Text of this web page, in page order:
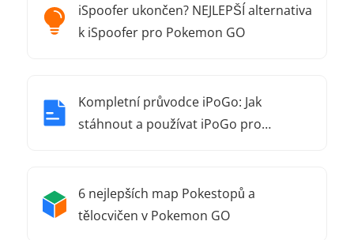
iSpoofer ukončen? NEJLEPŠÍ alternativa
k iSpoofer pro Pokemon GO
Kompletní průvodce iPoGo: Jak
stáhnout a používat iPoGo pro
6 nejlepších map Pokestopů a
tělocvičen v Pokemon GO